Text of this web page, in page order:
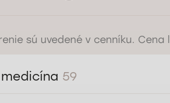
sú uvedené v cenníku.
59